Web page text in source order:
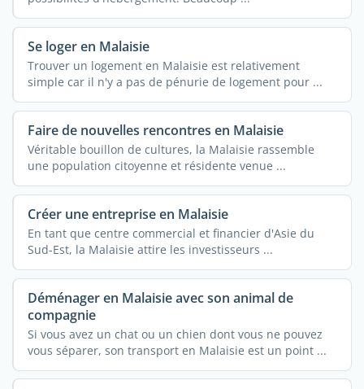
Se loger en Malaisie
Trouver un logement en Malaisie est relativement
simple car il n'y a pas de pénurie de logement pour ...
Faire de nouvelles rencontres en Malaisie
Véritable bouillon de cultures, la Malaisie rassemble
une population citoyenne et résidente venue ...
Créer une entreprise en Malaisie
En tant que centre commercial et financier d'Asie du
Sud-Est, la Malaisie attire les investisseurs ...
Déménager en Malaisie avec son animal de
compagnie
Si vous avez un chat ou un chien dont vous ne pouvez
vous séparer, son transport en Malaisie est un point ...